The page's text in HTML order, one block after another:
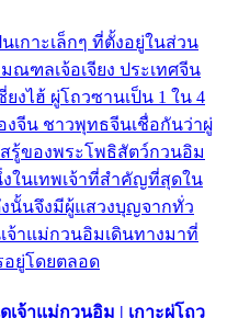
เกาะเล็กๆ ที่ตั้งอยู่ในส่วน
ณฑลเจ้อเจียง ประเทศจีน
งไฮ้ ผู่โถวซานเป็น 1 ใน 4
จีน ชาวพุทธจีนเชื่อกันว่าผู่
รู้ของพระโพธิสัตว์กวนอิม
ในเทพเจ้าที่สำคัญที่สุดใน
นั้นจึงมีผู้แสวงบุญจากทั่ว
จ้าแม่กวนอิมเดินทางมาที่
อยู่โดยตลอด
จ้าแม่กวนอิม | เกาะผู่โถว